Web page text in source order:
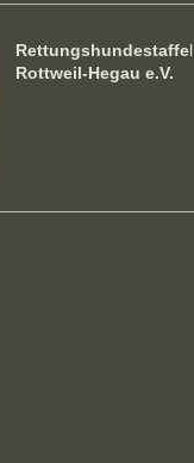
Rettungshundestaffel
Rottweil-Hegau e.V.